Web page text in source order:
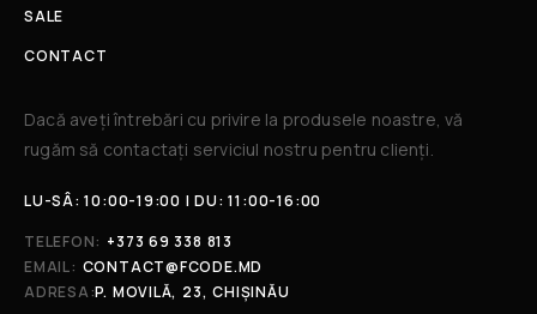
SALE
CONTACT
Dacă aveți întrebări cu privire la produsele noastre, vă
rugăm să contactați serviciul nostru pentru clienți.​
LU-SÂ: 10:00-19:00 | DU: 11:00-16:00
TELEFON: +373 69 338 813
EMAIL: CONTACT@FCODE.MD
ADRESA:P. MOVILĂ, 23, CHIȘINĂU